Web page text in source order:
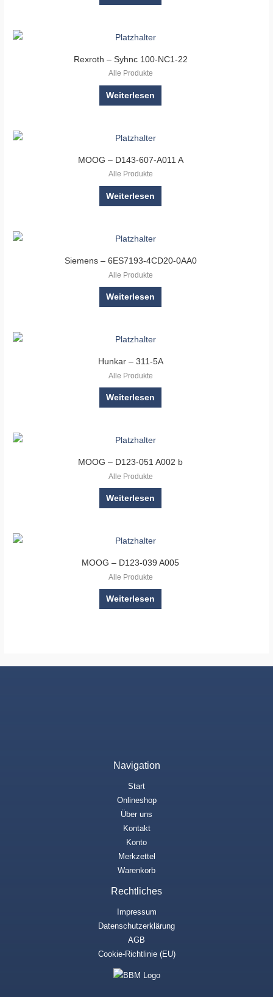
Rexroth – Syhnc 100-NC1-22
Alle Produkte
Weiterlesen
MOOG – D143-607-A011 A
Alle Produkte
Weiterlesen
Siemens – 6ES7193-4CD20-0AA0
Alle Produkte
Weiterlesen
Hunkar – 311-5A
Alle Produkte
Weiterlesen
MOOG – D123-051 A002 b
Alle Produkte
Weiterlesen
MOOG – D123-039 A005
Alle Produkte
Weiterlesen
Navigation
Start
Onlineshop
Über uns
Kontakt
Konto
Merkzettel
Warenkorb
Rechtliches
Impressum
Datenschutzerklärung
AGB
Cookie-Richtlinie (EU)